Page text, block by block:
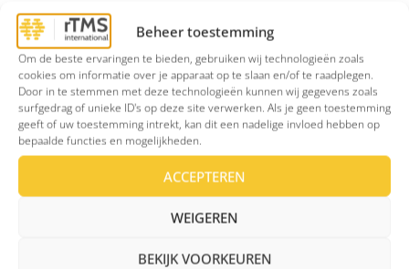
Beheer toestemming
Om de beste ervaringen te bieden, gebruiken wij technologieën zoals
cookies om informatie over je apparaat op te slaan en/of te raadplegen.
Door in te stemmen met deze technologieën kunnen wij gegevens zoals
surfgedrag of unieke ID's op deze site verwerken. Als je geen toestemming
geeft of uw toestemming intrekt, kan dit een nadelige invloed hebben op
bepaalde functies en mogelijkheden.
ACCEPTEREN
WEIGEREN
BEKIJK VOORKEUREN
bij mensen met een langdurige depressie. Dit kan
leiden tot geheugenproblemen en een verminderd
vermogen om nieuwe positieve ervaringen op te
slaan. Deze veranderingen dragen bij aan het gevoel
van hopeloosheid en het idee dat niets ooit beter
wordt. Hierdoor kun je moeite krijgen met
concentreren en kunnen situaties vaak intenser
aanvoelen dan ze daadwerkelijk zijn.
De prefrontale cortex
Dit gebied is cruciaal voor het nemen van